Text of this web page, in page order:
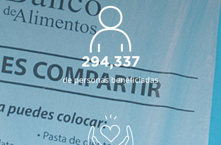
294,337
de personas beneficiadas